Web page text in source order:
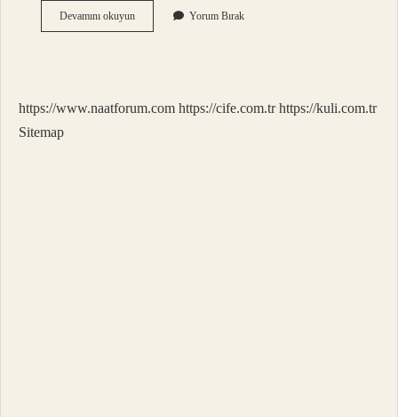
Devamını okuyunBayılacak
Gibi
Yorum Bırak
https://www.naatforum.com https://cife.com.tr https://kuli.com.tr
Sitemap